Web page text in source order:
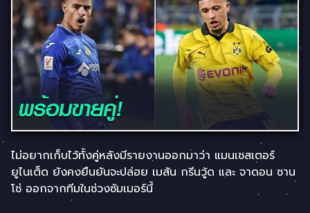
ไม่อยากเก็บไว้ทั้งคู่หลังมีรายงานออกมาว่า แมนเชสเตอร์
ยูไนเต็ด ยังคงยืนยันจะปล่อย เมสัน กรีนวู้ด และ จาดอน ซาน
โช่ ออกจากทีมในช่วงซัมเมอร์นี้